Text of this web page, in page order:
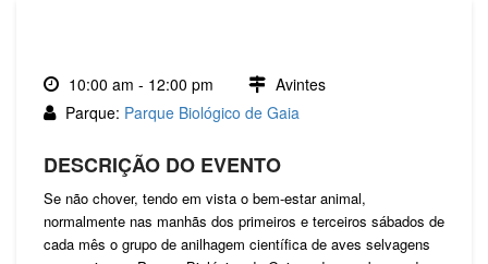
10:00 am - 12:00 pm
Avintes
Parque: Parque Biológico de Gaia
DESCRIÇÃO DO EVENTO
Se não chover, tendo em vista o bem-estar animal,
normalmente nas manhãs dos primeiros e terceiros sábados de
cada mês o grupo de anilhagem científica de aves selvagens